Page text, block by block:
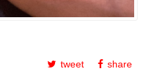
tweet share